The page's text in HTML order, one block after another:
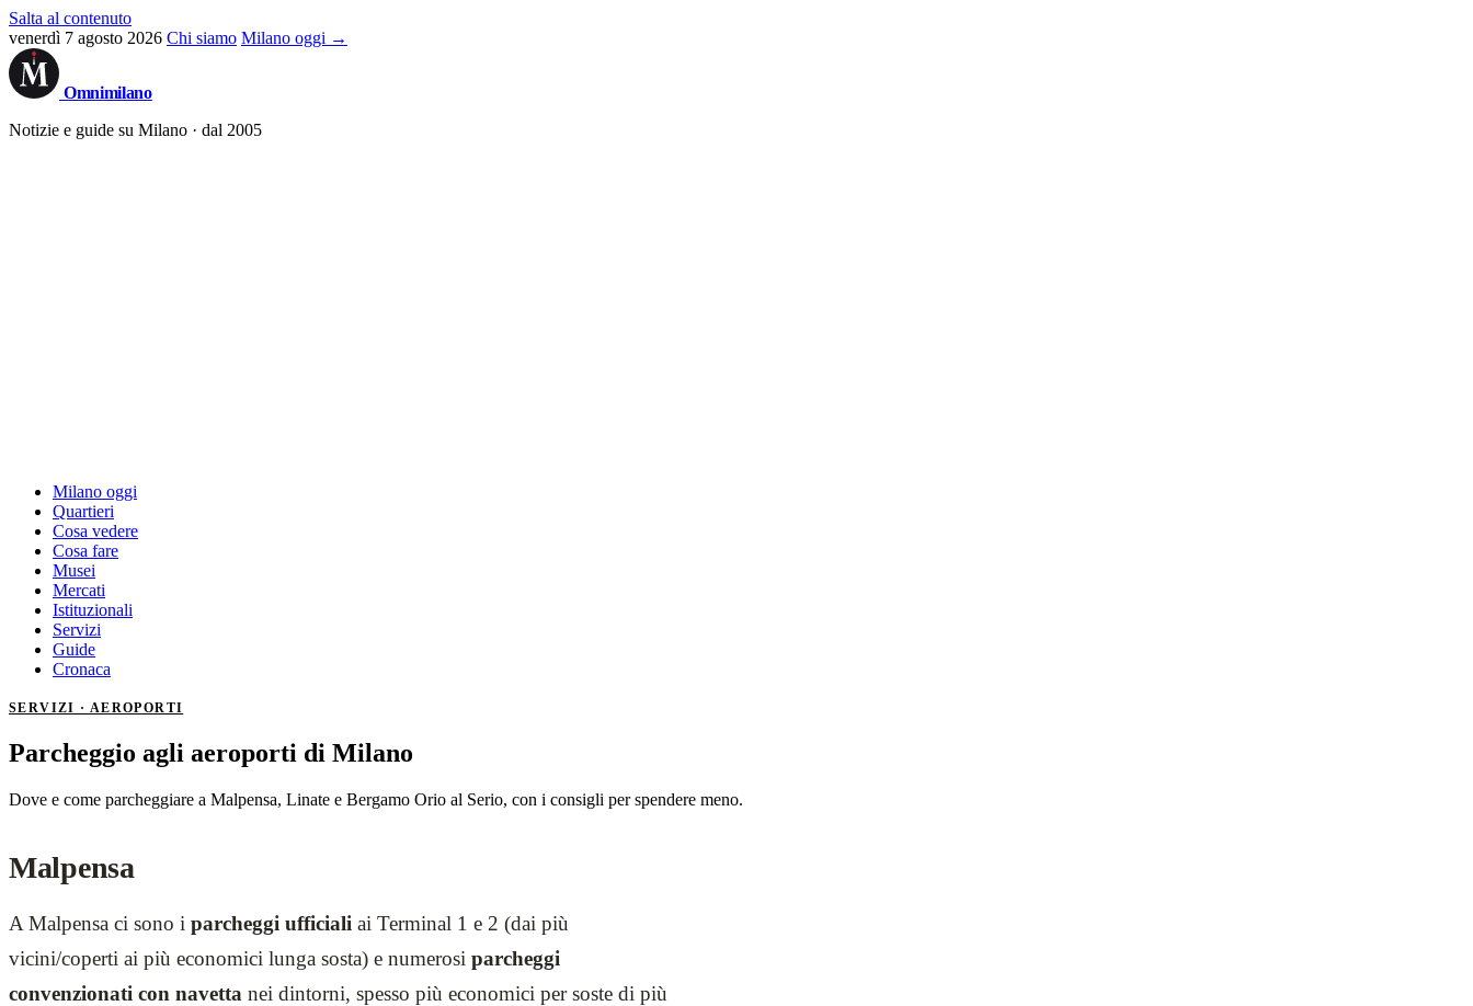
Salta al contenuto
venerdì 7 agosto 2026 Chi siamo Milano oggi →
Omnimilano
Notizie e guide su Milano · dal 2005
Milano oggi
Quartieri
Cosa vedere
Cosa fare
Musei
Mercati
Istituzionali
Servizi
Guide
Cronaca
SERVIZI · AEROPORTI
Parcheggio agli aeroporti di Milano
Dove e come parcheggiare a Malpensa, Linate e Bergamo Orio al Serio, con i consigli per spendere meno.
Malpensa
A Malpensa ci sono i parcheggi ufficiali ai Terminal 1 e 2 (dai più
vicini/coperti ai più economici lunga sosta) e numerosi parcheggi
convenzionati con navetta nei dintorni, spesso più economici per soste di più